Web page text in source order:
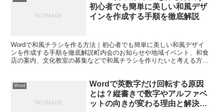
初心者でも簡単に美しい和風デザ
インを作成する手順を徹底解説
Wordで和風チラシを作る方法｜初心者でも簡単に美しい和風デザイ
ンを作成する手順を徹底解説町内会のお知らせや地域イベント、和食
店の案内、文化教室の募集などで和風チラシを作りたいと考える方は
Word
Wordで英数字だけ回転する原因
とは？縦書きで数字やアルファベ
ットの向きが変わる理由と解決方